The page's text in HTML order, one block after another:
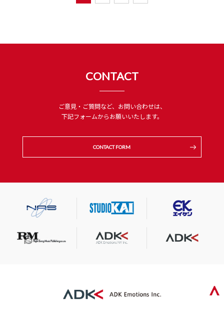
CONTACT
ご意見・ご質問など、お問い合わせは、
下記フォームからお願いいたします。
CONTACT FORM